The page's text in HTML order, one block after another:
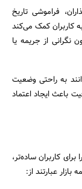
فراموشی تاریخ
کاربران کمک می‌کند
نگرانی از جریمه یا
به راحتی وضعیت
باعث ایجاد اعتماد
کاربران ساده‌تر،
عبارتند از: